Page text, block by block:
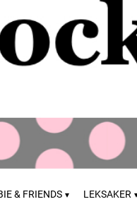
& FRIENDS LEKSAKER